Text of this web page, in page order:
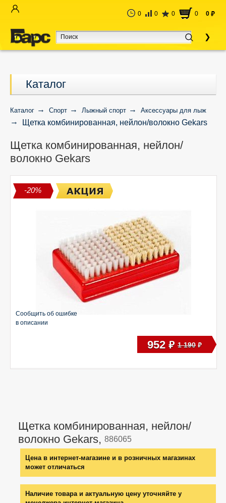
0 0 0 0 0 руб
Каталог
Каталог Спорт Лыжный спорт Аксессуары для лыж
Щетка комбинированная, нейлон/волокно Gekars
Щетка комбинированная, нейлон/
волокно Gekars
-20%
Щетка комбинированная, нейлон/
волокно Gekars, 886065
Цена в интернет-магазине и в розничных магазинах
может отличаться
Наличие товара и актуальную цену уточняйте у
Сообщить об ошибке
в описании
952 руб 1 190 руб